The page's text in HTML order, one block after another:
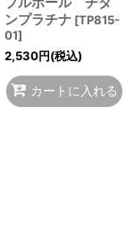
ンプラチナ [TP815-
01]
2,530円(税込)
カートに入れる